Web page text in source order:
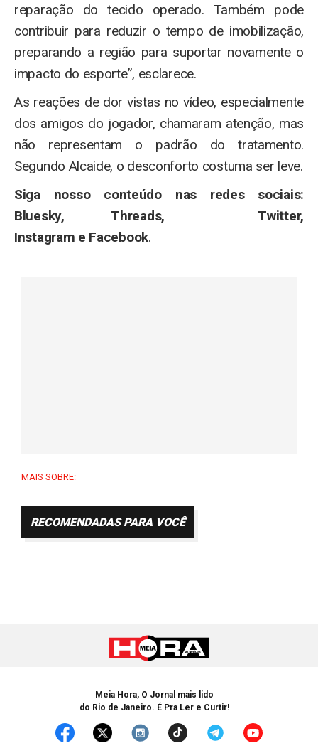
reparação do tecido operado. Também pode
contribuir para reduzir o tempo de imobilização,
preparando a região para suportar novamente o
impacto do esporte”, esclarece.
As reações de dor vistas no vídeo, especialmente
dos amigos do jogador, chamaram atenção, mas
não representam o padrão do tratamento.
Segundo Alcaide, o desconforto costuma ser leve.
Siga nosso conteúdo nas redes sociais:
Bluesky, Threads, Twitter,
Instagram e Facebook.
MAIS SOBRE:
RECOMENDADAS PARA VOCÊ
Meia Hora, O Jornal mais lido
do Rio de Janeiro. É Pra Ler e Curtir!